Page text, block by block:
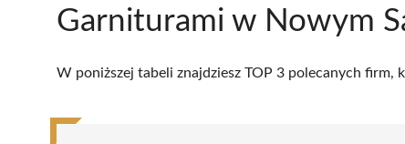
Garniturami w Nowym
W poniższej tabeli znajdziesz TOP 3 polecanych firm,